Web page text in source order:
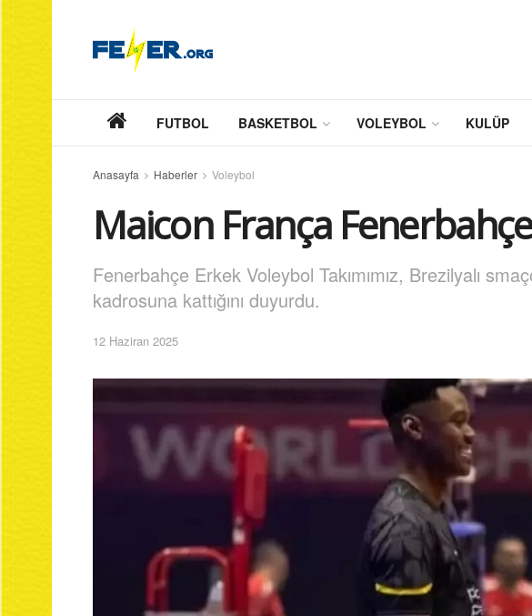
FUTBOL BASKETBOL VOLEYBOL KULÜP
Anasayfa Haberler Voleybol
Maicon França
Fenerbahçe Erkek Voleybol Takımımız, Brezilyalı
kadrosuna kattığını duyurdu.
12 Haziran 2025